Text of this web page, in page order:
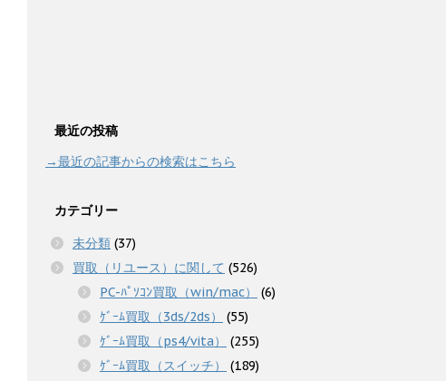
最近の投稿
→最近の記事からの検索はこちら
カテゴリー
未分類 (37)
買取（リユース）に関して (526)
PC-ﾊﾟｿｺﾝ買取（win/mac）
(6)
ｹﾞｰﾑ買取（3ds/2ds）
(55)
ｹﾞｰﾑ買取（ps4/vita）
(255)
ｹﾞｰﾑ買取（スイッチ）
(189)